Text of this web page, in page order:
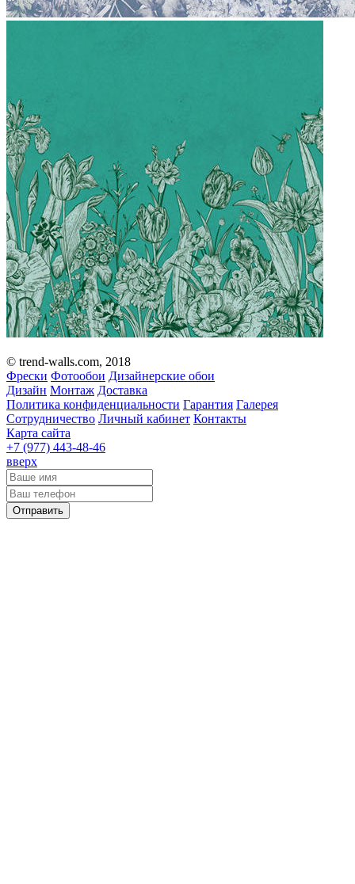
© trend-walls.com, 2018
Фрески Фотообои Дизайнерские обои
Дизайн Монтаж Доставка
Политика конфиденциальности Гарантия Галерея
Сотрудничество Личный кабинет Контакты
Карта сайта
+7 (977) 443-48-46
вверх